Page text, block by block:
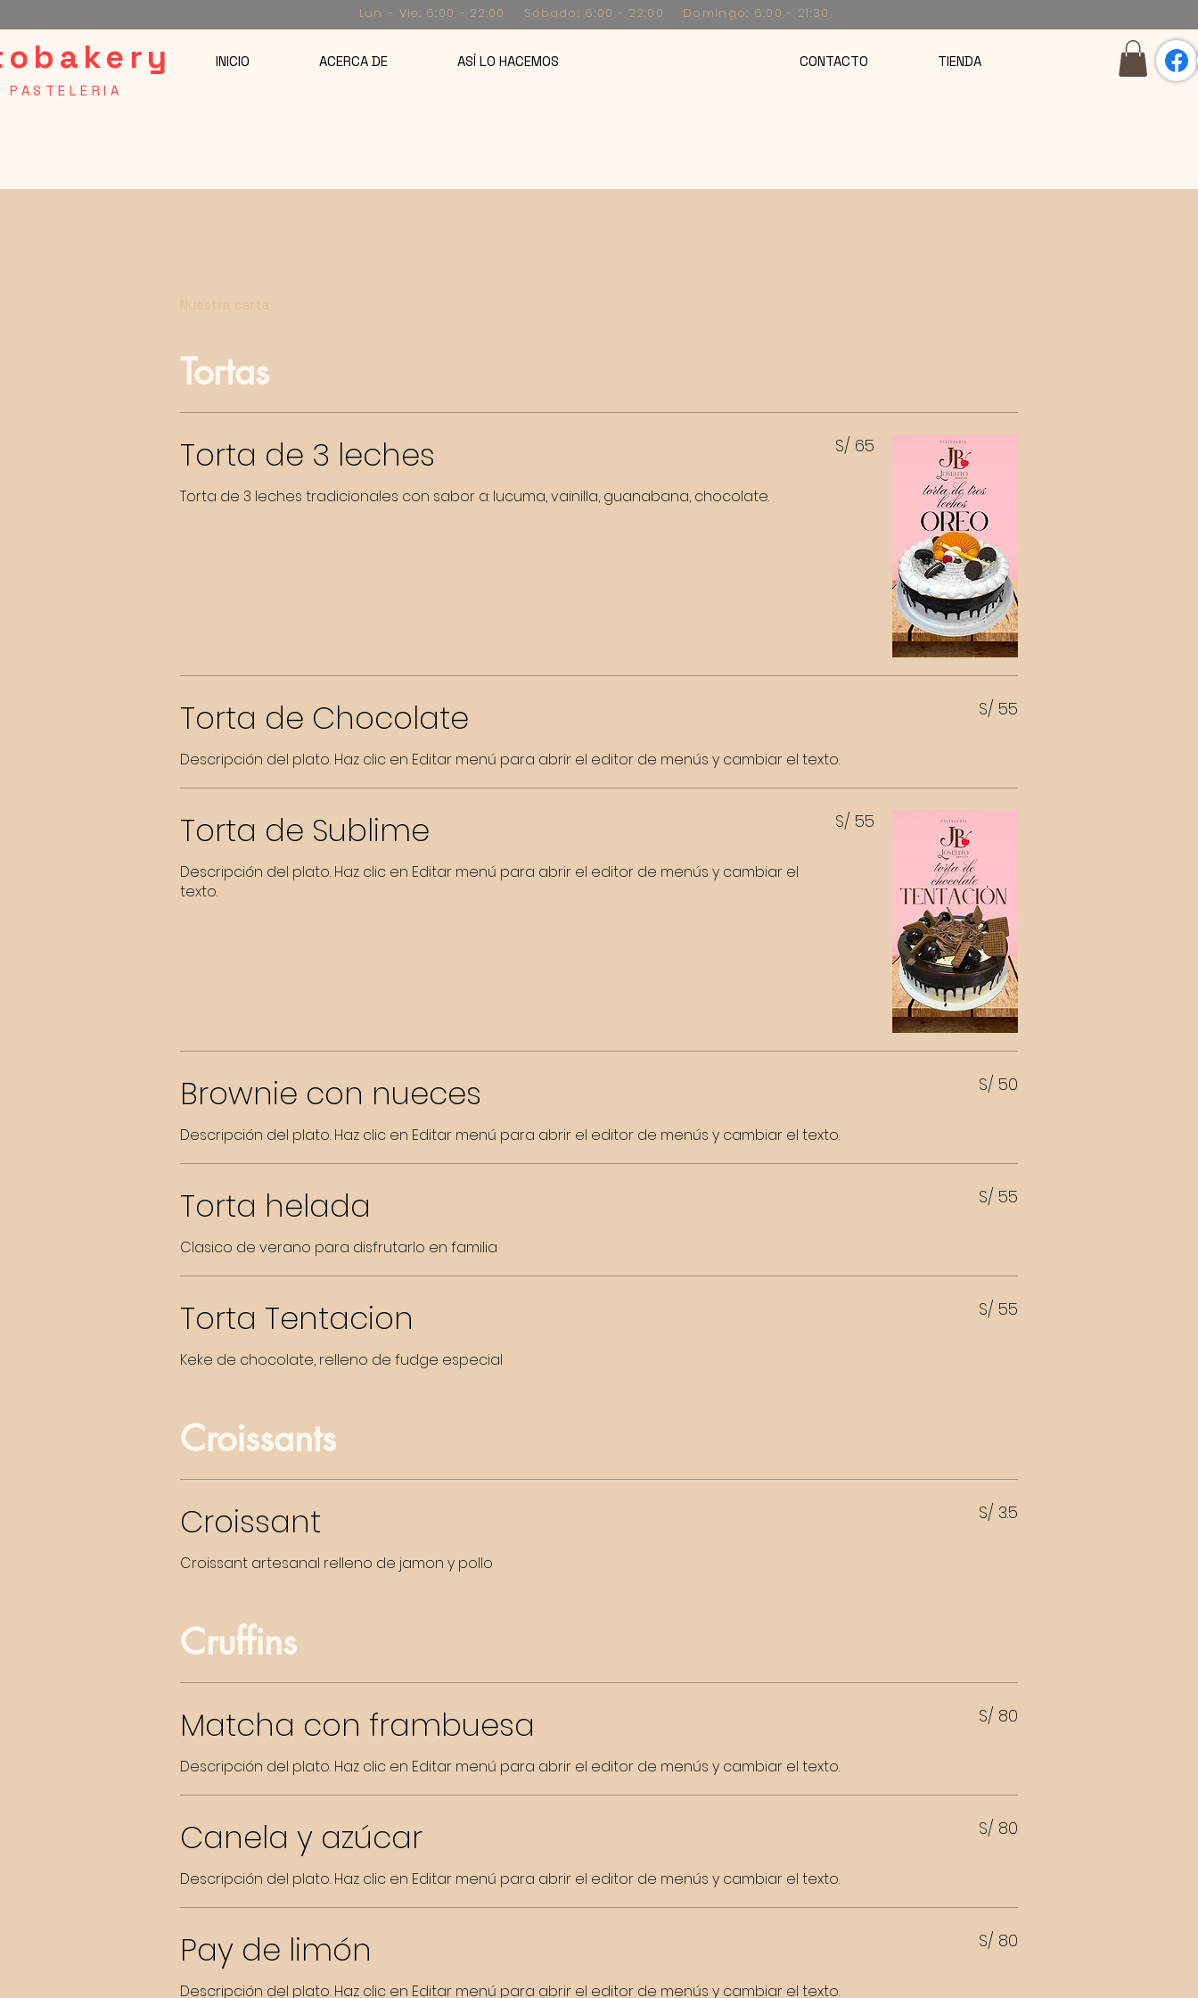
Lun - Vie: 6:00 - 22:00 Sábado: 6:00 - 22:00 Domingo: 6:00 - 21:30
INICIO ACERCA DE ASÍ LO HACEMOS CONTACTO TIENDA
PASTELERIA
Nuestra carta
Tortas
Torta de 3 leches
Torta de 3 leches tradicionales con sabor a: lucuma, vainilla, guanabana, chocolate.
S/ 65
Torta de Chocolate
Descripción del plato. Haz clic en Editar menú para abrir el editor de menús y cambiar el texto.
S/ 55
Torta de Sublime
Descripción del plato. Haz clic en Editar menú para abrir el editor de menús y cambiar el
texto.
S/ 55
Brownie con nueces
Descripción del plato. Haz clic en Editar menú para abrir el editor de menús y cambiar el texto.
S/ 50
Torta helada
Clasico de verano para disfrutarlo en familia
S/ 55
Torta Tentacion
Keke de chocolate, relleno de fudge especial
S/ 55
Croissants
Croissant
Croissant artesanal relleno de jamon y pollo
S/ 3.5
Cruffins
Matcha con frambuesa
Descripción del plato. Haz clic en Editar menú para abrir el editor de menús y cambiar el texto.
S/ 80
Canela y azúcar
Descripción del plato. Haz clic en Editar menú para abrir el editor de menús y cambiar el texto.
S/ 80
Pay de limón
Descripción del plato. Haz clic en Editar menú para abrir el editor de menús y cambiar el texto.
S/ 80